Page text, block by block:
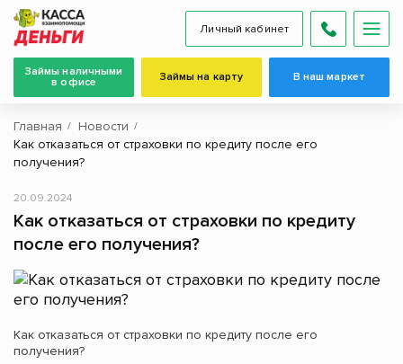
Личный кабинет
Займы наличными
в офисе
Займы на карту В наш маркет
Главная
Новости
Как отказаться от страховки по кредиту после его
получения?
Как отказаться от страховки по кредиту
после его получения?
20.09.2024
Как отказаться от страховки по кредиту после его
получения?